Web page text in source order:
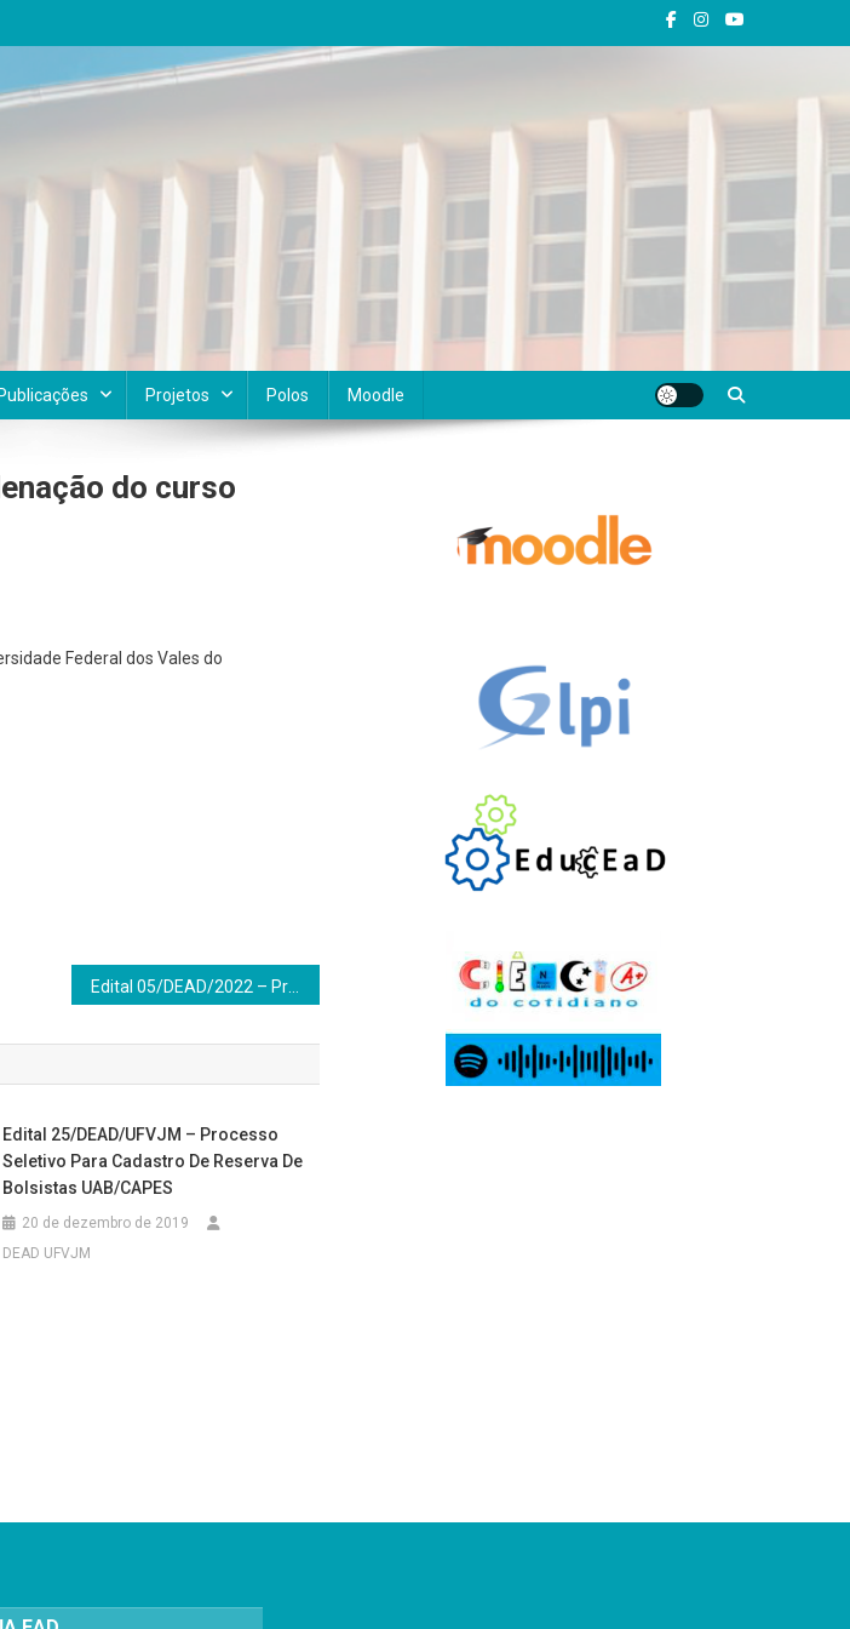
Publicações Projetos Polos Moodle
do curso
Federal dos Vales do
Edital 25/DEAD/UFVJM – Processo
Seletivo Para Cadastro De Reserva De
Bolsistas UAB/CAPES
20 de dezembro de 2019
DEAD UFVJM